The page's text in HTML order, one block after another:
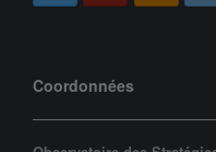
Coordonnées